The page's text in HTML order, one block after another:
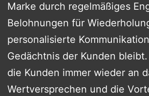
Marke durch regelmäßiges
Belohnungen für
personalisierte
Gedächtnis der Kunden
die Kunden immer wieder an
Wertversprechen und die